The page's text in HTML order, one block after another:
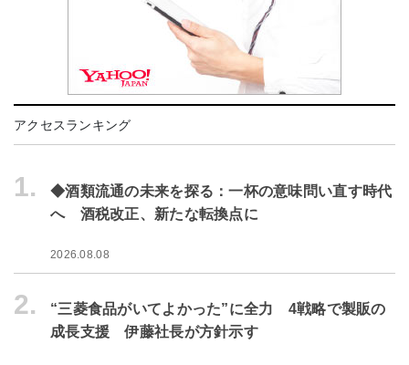
アクセスランキング
1.
◆酒類流通の未来を探る：一杯の意味問い直す時代
へ 酒税改正、新たな転換点に
2026.08.08
2.
“三菱食品がいてよかった”に全力 4戦略で製販の
成長支援 伊藤社長が方針示す